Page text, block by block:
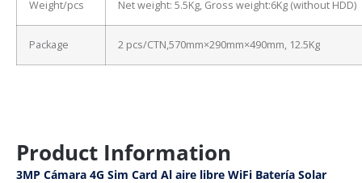
Weight/pcs Net weight: 5.5Kg, Gross weight:6Kg (without HDD)
Package 2 pcs/CTN,570mm×290mm×490mm, 12.5Kg
Product Information
3MP Cámara 4G Sim Card Al aire libre WiFi Batería Solar